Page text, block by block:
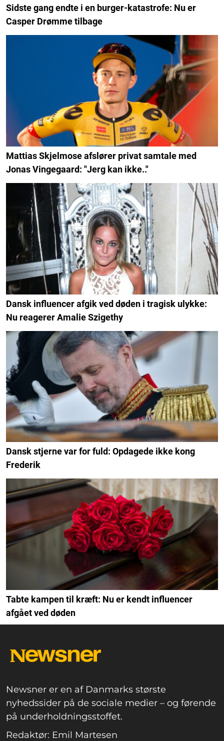
Sidste gang endte i en burger-katastrofe: Nu er
Casper Drømme tilbage
Mattias Skjelmose afslører privat samtale med
Jonas Vingegaard: "Jerg kan ikke.."
Dansk influencer afgik ved døden i tragisk ulykke:
Nu reagerer Amalie Szigethy
Dansk stjerne var for fuld: Opdagede ikke kong
Frederik
Tabte kampen til kræft: Nu er kendt influencer
afgået ved døden
Newsner er en af Danmarks største
nyhedssider på de sociale medier – og førende
på underholdningsstoffet.
Redaktør: Emil Martesen